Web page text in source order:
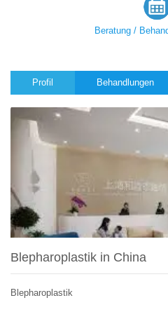
Beratung /
Profil
Blepharoplastik in China
Blepharoplastik
Behandlungen